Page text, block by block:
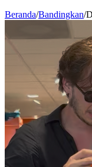
Beranda/Bandingkan/